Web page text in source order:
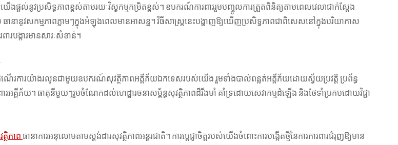
អគ្គីភ័យដោយស្វ័យប្រវត្តិ
យើងផ្តល់នូវប្រសិទ្ធភាពខ្ពស់តាមរយៈវិស្វកម្មកម្រិតខ្ពស់។ ឧបករណ៍ការពាររួមបញ្ចូលការត្រួតពិនិត្យតាមពេលវេលាជាក់ស្តែង
នានូវសកម្មភាពភ្លាមៗក្នុងអំឡុងពេលមានអាសន្ន។ វិធីសាស្រ្តនេះបង្ហាញឱ្យឃើញប្រសិទ្ធភាពជាពិសេសនៅក្នុងបរិយាកាស
របង្ការមានសារៈសំខាន់។
ណើរការយ៉ាងរលូនជាមួយឧបករណ៍សុវត្ថិភាពអគ្គីភ័យឯកទេសរបស់យើង រួមទាំងបាល់ពន្លត់អគ្គីភ័យដោយស្វ័យប្រវត្តិ ប្រព័ន្ធ
គ្គីភ័យ។ ធាតុនីមួយៗរួមចំណែកដល់ហេដ្ឋារចនាសម្ព័ន្ធសុវត្ថិភាពដ៏រឹងមាំ គាំទ្រដោយសេវាកម្មដំឡើង និងថែទាំប្រកបដោយវិជ្ជា
ថិភាព ធានាការអនុលោមតាមស្តង់ដារសុវត្ថិភាពអន្តរជាតិ។ ការប្តេជ្ញាចិត្តរបស់យើងចំពោះការបង្កើតថ្មីនៃការការពារជំរុញឱ្យមាន